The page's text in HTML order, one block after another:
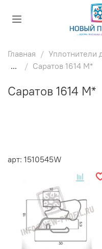
Главная
Уплотнители
...
Саратов 1614 М*
Саратов 1614 М*
арт: 1510545W